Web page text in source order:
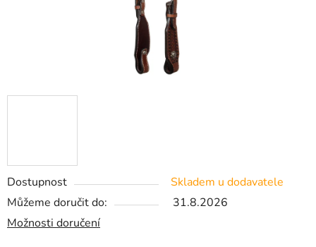
Dostupnost
Skladem u dodavatele
Můžeme doručit do:
31.8.2026
Možnosti doručení